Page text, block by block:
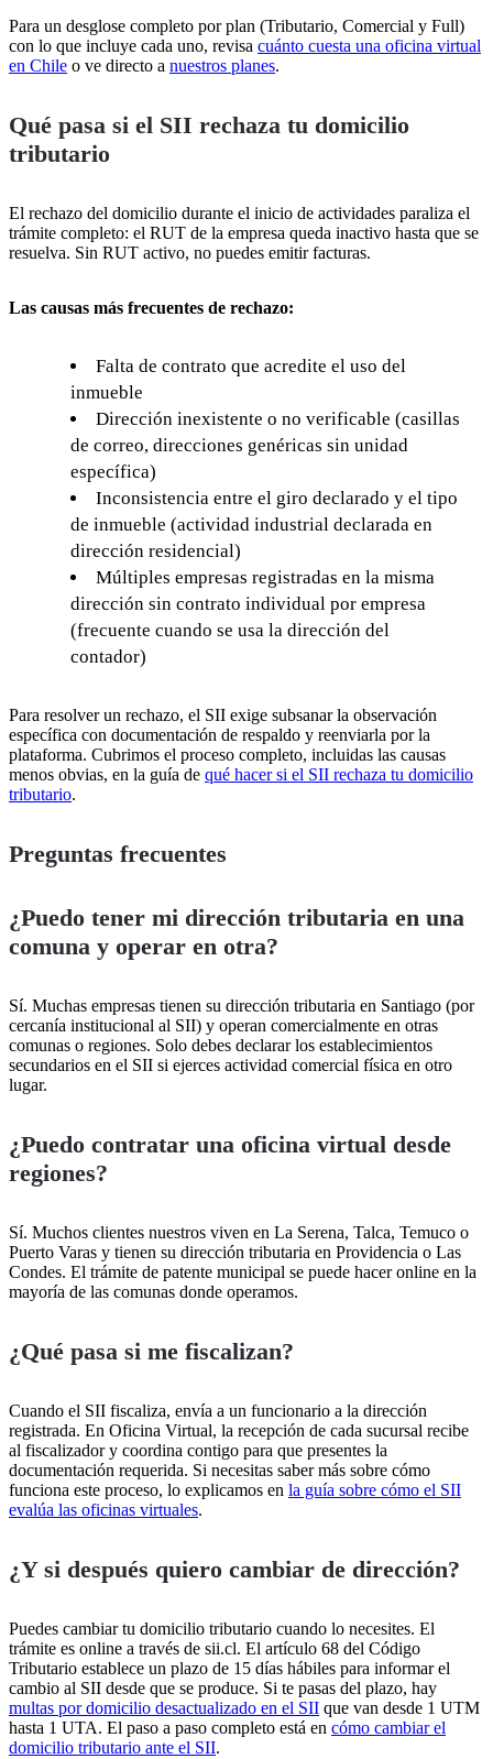
Para un desglose completo por plan (Tributario, Comercial y Full)
con lo que incluye cada uno, revisa cuánto cuesta una oficina virtual
en Chile o ve directo a nuestros planes.
Qué pasa si el SII rechaza tu domicilio
tributario
El rechazo del domicilio durante el inicio de actividades paraliza el
trámite completo: el RUT de la empresa queda inactivo hasta que se
resuelva. Sin RUT activo, no puedes emitir facturas.
Las causas más frecuentes de rechazo:
Falta de contrato que acredite el uso del
inmueble
Dirección inexistente o no verificable (casillas
de correo, direcciones genéricas sin unidad
específica)
Inconsistencia entre el giro declarado y el tipo
de inmueble (actividad industrial declarada en
dirección residencial)
Múltiples empresas registradas en la misma
dirección sin contrato individual por empresa
(frecuente cuando se usa la dirección del
contador)
Para resolver un rechazo, el SII exige subsanar la observación
específica con documentación de respaldo y reenviarla por la
plataforma. Cubrimos el proceso completo, incluidas las causas
menos obvias, en la guía de qué hacer si el SII rechaza tu domicilio
tributario.
Preguntas frecuentes
¿Puedo tener mi dirección tributaria en una
comuna y operar en otra?
Sí. Muchas empresas tienen su dirección tributaria en Santiago (por
cercanía institucional al SII) y operan comercialmente en otras
comunas o regiones. Solo debes declarar los establecimientos
secundarios en el SII si ejerces actividad comercial física en otro
lugar.
¿Puedo contratar una oficina virtual desde
regiones?
Sí. Muchos clientes nuestros viven en La Serena, Talca, Temuco o
Puerto Varas y tienen su dirección tributaria en Providencia o Las
Condes. El trámite de patente municipal se puede hacer online en la
mayoría de las comunas donde operamos.
¿Qué pasa si me fiscalizan?
Cuando el SII fiscaliza, envía a un funcionario a la dirección
registrada. En Oficina Virtual, la recepción de cada sucursal recibe
al fiscalizador y coordina contigo para que presentes la
documentación requerida. Si necesitas saber más sobre cómo
funciona este proceso, lo explicamos en la guía sobre cómo el SII
evalúa las oficinas virtuales.
¿Y si después quiero cambiar de dirección?
Puedes cambiar tu domicilio tributario cuando lo necesites. El
trámite es online a través de sii.cl. El artículo 68 del Código
Tributario establece un plazo de 15 días hábiles para informar el
cambio al SII desde que se produce. Si te pasas del plazo, hay
multas por domicilio desactualizado en el SII que van desde 1 UTM
hasta 1 UTA. El paso a paso completo está en cómo cambiar el
domicilio tributario ante el SII.